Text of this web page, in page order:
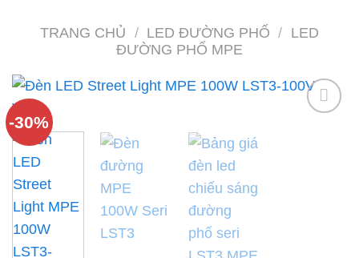
TRANG CHỦ / LED ĐƯỜNG PHỐ / LED
ĐƯỜNG PHỐ MPE
-30%